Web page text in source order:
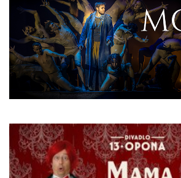
Previous